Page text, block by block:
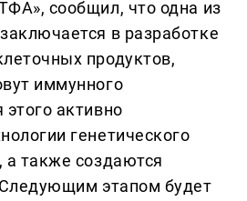
сообщил, что одна из
в разработке
продуктов,
иммунного
активно
генетического
а также создаются
Следующим этапом будет